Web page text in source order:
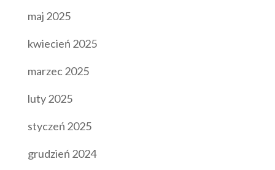
maj 2025
kwiecień 2025
marzec 2025
luty 2025
styczeń 2025
grudzień 2024